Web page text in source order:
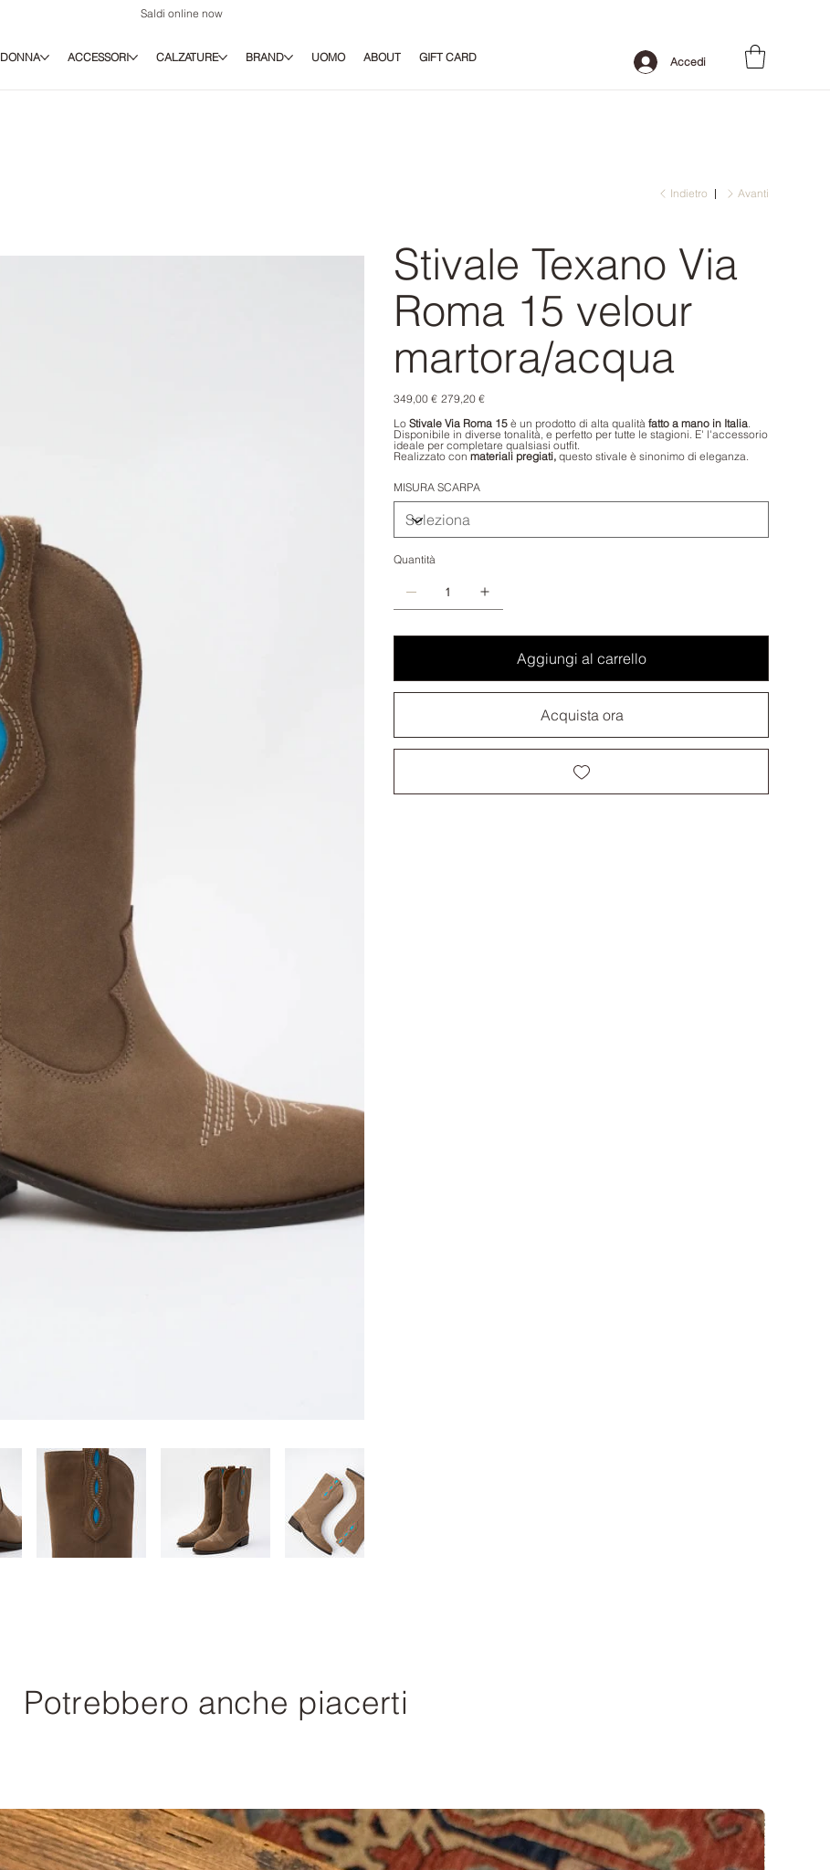
Saldi online now
Accedi
DONNA ACCESSORI CALZATURE BRAND UOMO ABOUT GIFT CARD
Indietro Avanti
Stivale Texano Via
Roma 15 velour
martora/acqua
Prezzo
originale
349,00 € Prezzo
scontato
279,20 €
Lo Stivale Via Roma 15è un prodotto di alta qualità fatto a mano in Italia.
Disponibile in diverse tonalità, e perfetto per tutte le stagioni. E' l'accessorio
ideale per completare qualsiasi outfit.
Realizzato conmateriali pregiati,questo stivale è sinonimo di eleganza.
MISURA SCARPA
Quantità
Aggiungi al carrello
Acquista ora
Potrebbero anche piacerti